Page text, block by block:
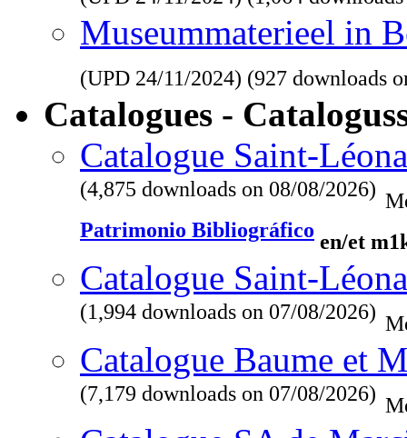
Museummaterieel in
(UPD 24/11/2024) (927 downloads
Catalogues -
Catalogue Saint-
(4,875 downloads on 08/08/2026)
Patrimonio Bibliográfico en/et
Catalogue Saint-
(1,994 downloads on 07/08/2026)
Catalogue Baume et
(7,179 downloads on 07/08/2026)